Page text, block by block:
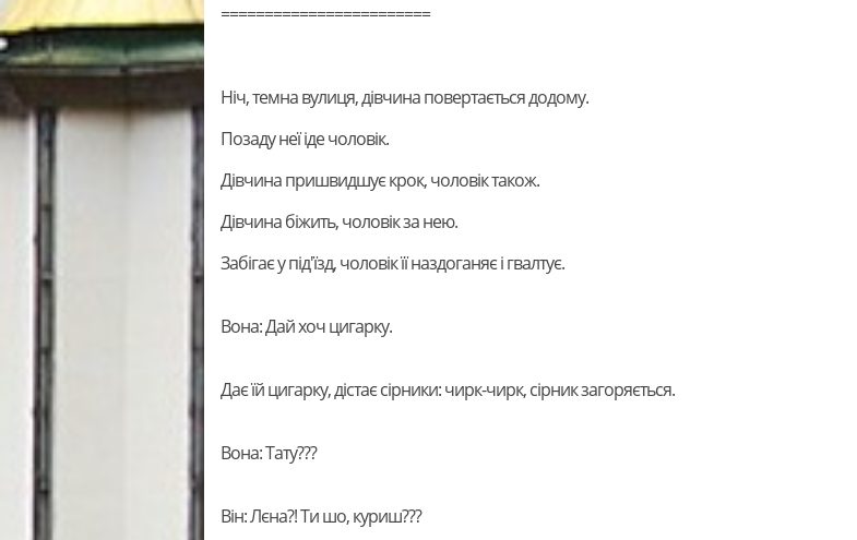
========================
Ніч, темна вулиця, дівчина повертається додому.
Позаду неї іде чоловік.
Дівчина пришвидшує крок, чоловік також.
Дівчина біжить, чоловік за нею.
Забігає у під'їзд, чоловік її наздоганяє і гвалтує.
Вона: Дай хоч цигарку.
Дає їй цигарку, дістає сірники: чирк-чирк, сірник загоряється.
Вона: Тату???
Він: Лєна?! Ти шо, куриш???